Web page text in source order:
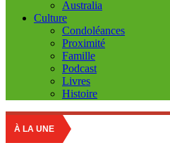
Australia
Culture
Condoléances
Proximité
Famille
Podcast
Livres
Histoire
À LA UNE